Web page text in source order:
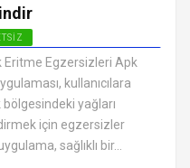
SAĞLIK VE FITNESS
APK
Eritme Egzersizleri Apk
kullanıcılara
bölgesindeki yağları
için egzersizler
sağlıklı bir...